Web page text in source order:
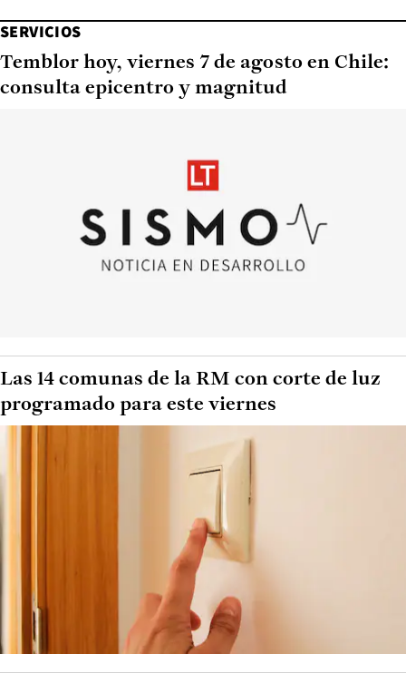
SERVICIOS
Temblor hoy, viernes 7 de agosto en Chile:
consulta epicentro y magnitud
Las 14 comunas de la RM con corte de luz
programado para este viernes